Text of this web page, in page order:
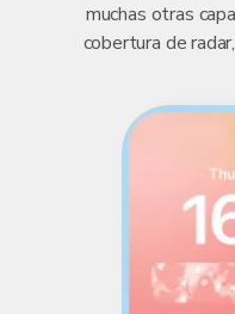
muchas otras
cobertura de